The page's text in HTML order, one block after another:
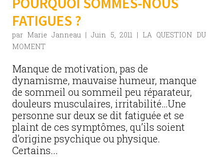
FATIGUES ?
par Marie Janneau| Juin 5, 2011 | LA QUESTION DU
MOMENT
Manque de motivation, pas de
dynamisme, mauvaise humeur, manque
de sommeil ou sommeil peu réparateur,
douleurs musculaires, irritabilité…Une
personne sur deux se dit fatiguée et se
plaint de ces symptômes, qu’ils soient
d’origine psychique ou physique.
Certains...